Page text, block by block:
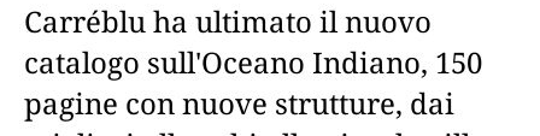
Carréblu ha ultimato il nuovo
catalogo sull'Oceano Indiano, 150
pagine con nuove strutture, dai